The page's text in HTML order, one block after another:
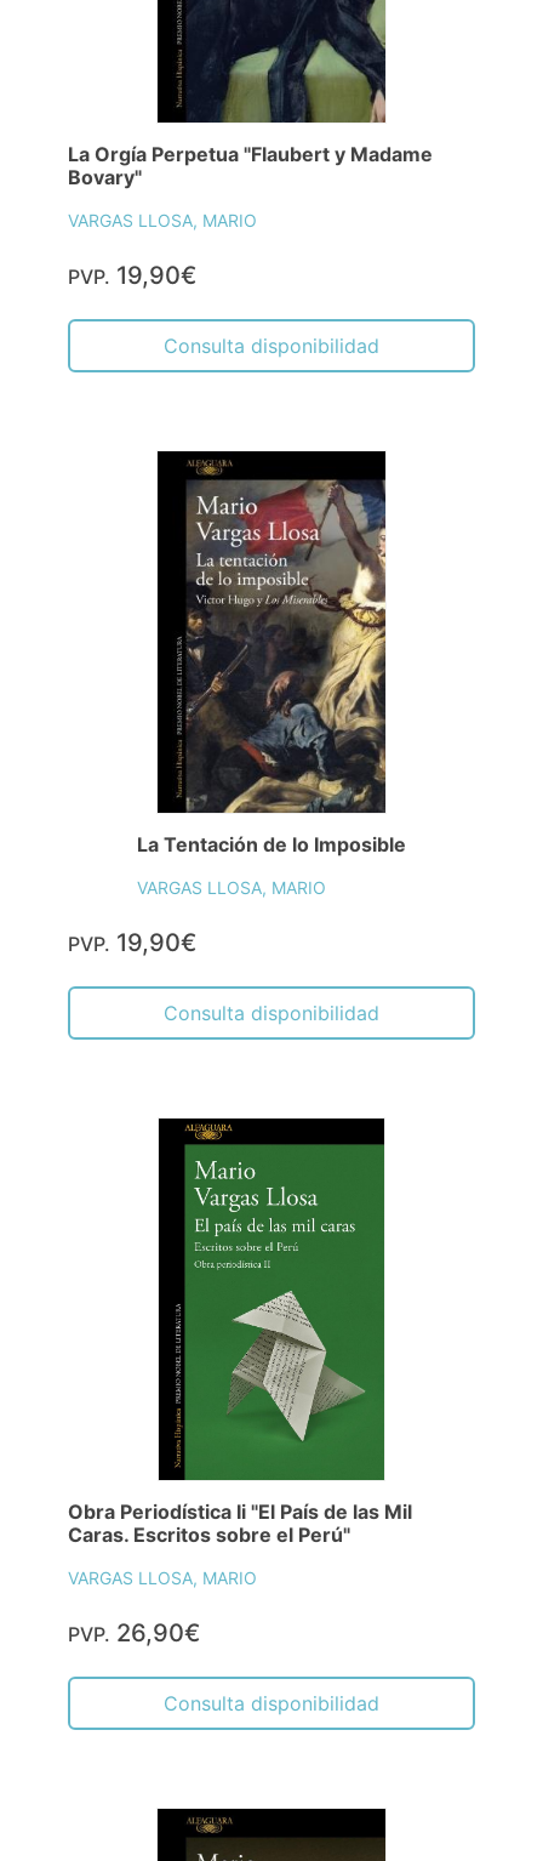
La Orgía Perpetua "Flaubert y Madame
Bovary"
VARGAS LLOSA, MARIO
PVP. 19,90€
Consulta disponibilidad
La Tentación de lo Imposible
VARGAS LLOSA, MARIO
PVP. 19,90€
Consulta disponibilidad
Obra Periodística Ii "El País de las Mil
Caras. Escritos sobre el Perú"
VARGAS LLOSA, MARIO
PVP. 26,90€
Consulta disponibilidad